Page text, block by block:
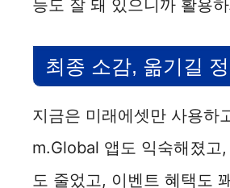
능도 잘 돼 있으니까 활용
최종 소감, 옮기길
지금은 미래에셋만 사용하
m.Global 앱도 익숙해졌고
도 줄었고, 이벤트 혜택도